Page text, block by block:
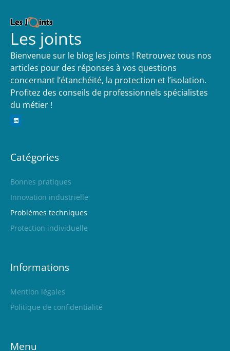
Les joints
Bienvenue sur le blog les joints ! Retrouvez tous nos
articles pour des réponses à vos questions
concernant l’étanchéité, la protection et l’isolation.
Profitez des conseils de professionnels spécialistes
du métier !
Catégories
Bonnes pratiques
Innovation industrielle
Problèmes techniques
Protection individuelle
Informations
Mention légales
Politique de confidentialité
Menu